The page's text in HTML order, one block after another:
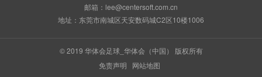
邮箱：lee@centersoft.com.cn
地址：东莞市南城区天安数码城C2区10楼1006
© 2019 华体会足球_华体会（中国） 版权所有
免责声明
网站地图